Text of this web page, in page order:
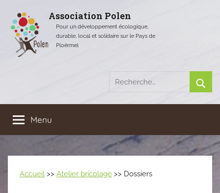
contenu
Association Polen
Pour un développement écologique,
durable, local et solidaire sur le Pays de
Ploërmel
Recherche
:
Menu
Accueil >> Atelier bricolage >> Dossiers